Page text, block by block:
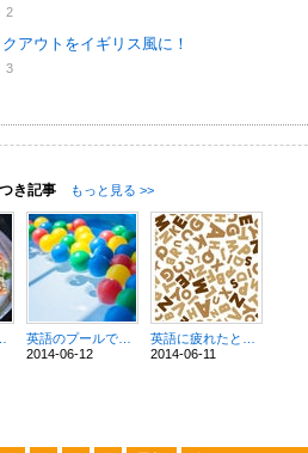
2
アウトをイギリス風に！
3
き記事 もっと見る >>
2014-06-12
2014-06-11